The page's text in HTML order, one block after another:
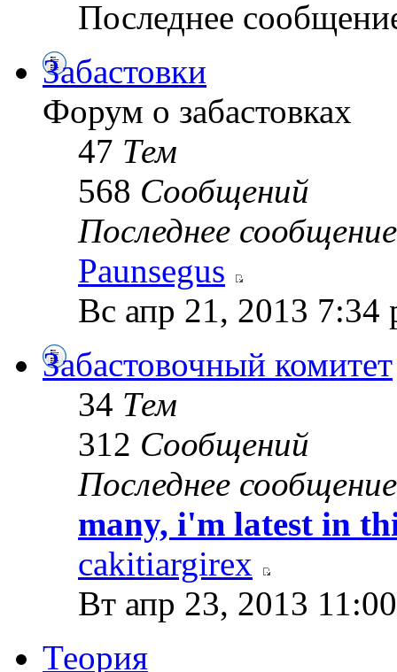
Последнее
Забастовки
Форум о забастовках
47 Тем
568 Сообщений
Последнее сообщение
Paunsegus
Вс апр 21, 2013 7:34
Забастовочный комитет
34 Тем
312 Сообщений
Последнее сообщение
many, i'm latest in
cakitiargirex
Вт апр 23, 2013
Теория